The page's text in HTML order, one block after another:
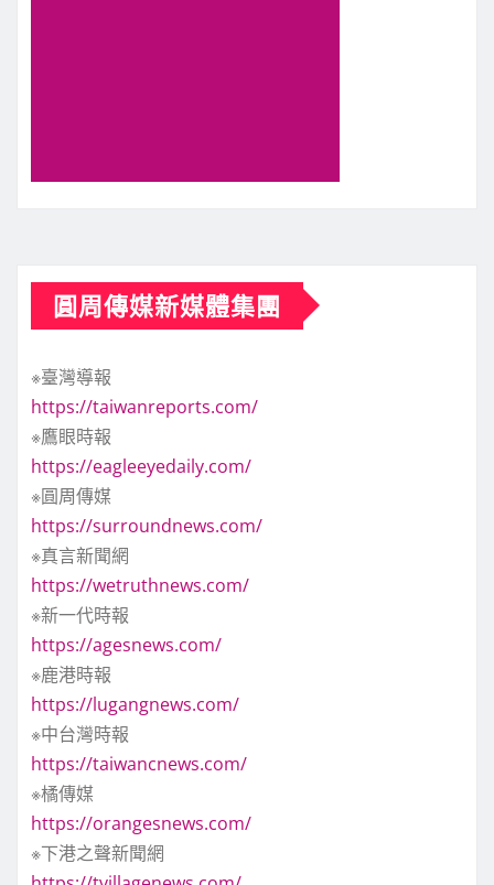
圓周傳媒新媒體集團
※臺灣導報
https://taiwanreports.com/
※鷹眼時報
https://eagleeyedaily.com/
※圓周傳媒
https://surroundnews.com/
※真言新聞網
https://wetruthnews.com/
※新一代時報
https://agesnews.com/
※鹿港時報
https://lugangnews.com/
※中台灣時報
https://taiwancnews.com/
※橘傳媒
https://orangesnews.com/
※下港之聲新聞網